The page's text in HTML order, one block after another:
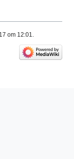
om 12:01.